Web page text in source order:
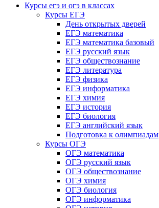
Курсы егэ и огэ в классах
Курсы ЕГЭ
День открытых дверей
ЕГЭ математика
ЕГЭ математика базовый
ЕГЭ русский язык
ЕГЭ обществознание
ЕГЭ литература
ЕГЭ физика
ЕГЭ информатика
ЕГЭ химия
ЕГЭ история
ЕГЭ биология
ЕГЭ английский язык
Подготовка к олимпиадам
Курсы ОГЭ
ОГЭ математика
ОГЭ русский язык
ОГЭ обществознание
ОГЭ химия
ОГЭ биология
ОГЭ информатика